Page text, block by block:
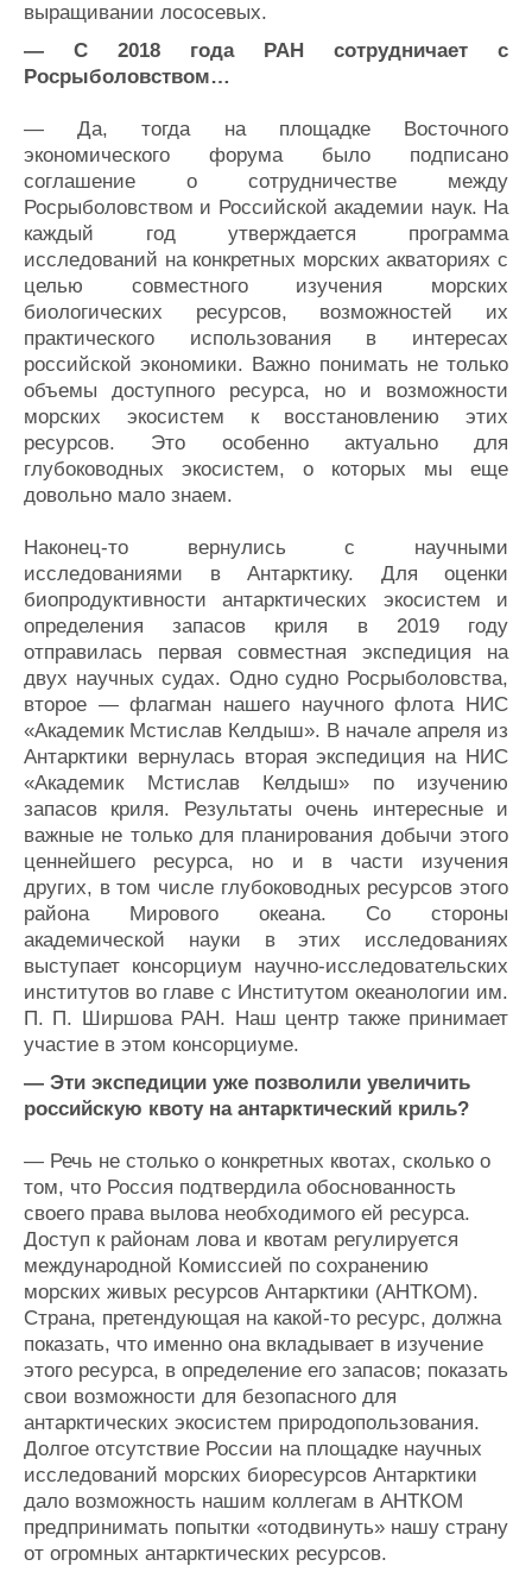
выращивании лососевых.
— С 2018 года РАН сотрудничает с
Росрыболовством…
— Да, тогда на площадке Восточного
экономического форума было подписано
соглашение о сотрудничестве между
Росрыболовством и Российской академии наук. На
каждый год утверждается программа
исследований на конкретных морских акваториях с
целью совместного изучения морских
биологических ресурсов, возможностей их
практического использования в интересах
российской экономики. Важно понимать не только
объемы доступного ресурса, но и возможности
морских экосистем к восстановлению этих
ресурсов. Это особенно актуально для
глубоководных экосистем, о которых мы еще
довольно мало знаем.
Наконец-то вернулись с научными
исследованиями в Антарктику. Для оценки
биопродуктивности антарктических экосистем и
определения запасов криля в 2019 году
отправилась первая совместная экспедиция на
двух научных судах. Одно судно Росрыболовства,
второе — флагман нашего научного флота НИС
«Академик Мстислав Келдыш». В начале апреля из
Антарктики вернулась вторая экспедиция на НИС
«Академик Мстислав Келдыш» по изучению
запасов криля. Результаты очень интересные и
важные не только для планирования добычи этого
ценнейшего ресурса, но и в части изучения
других, в том числе глубоководных ресурсов этого
района Мирового океана. Со стороны
академической науки в этих исследованиях
выступает консорциум научно-исследовательских
институтов во главе с Институтом океанологии им.
П. П. Ширшова РАН. Наш центр также принимает
участие в этом консорциуме.
— Эти экспедиции уже позволили увеличить
российскую квоту на антарктический криль?
— Речь не столько о конкретных квотах, сколько о
том, что Россия подтвердила обоснованность
своего права вылова необходимого ей ресурса.
Доступ к районам лова и квотам регулируется
международной Комиссией по сохранению
морских живых ресурсов Антарктики (АНТКОМ).
Страна, претендующая на какой-то ресурс, должна
показать, что именно она вкладывает в изучение
этого ресурса, в определение его запасов; показать
свои возможности для безопасного для
антарктических экосистем природопользования.
Долгое отсутствие России на площадке научных
исследований морских биоресурсов Антарктики
дало возможность нашим коллегам в АНТКОМ
предпринимать попытки «отодвинуть» нашу страну
от огромных антарктических ресурсов.